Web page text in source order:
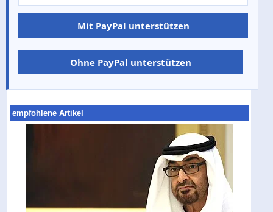
Mit PayPal unterstützen
Ohne PayPal unterstützen
empfohlene Artikel